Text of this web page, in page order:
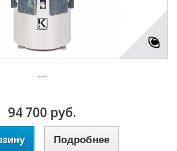
...
94 700 руб.
Подробнее